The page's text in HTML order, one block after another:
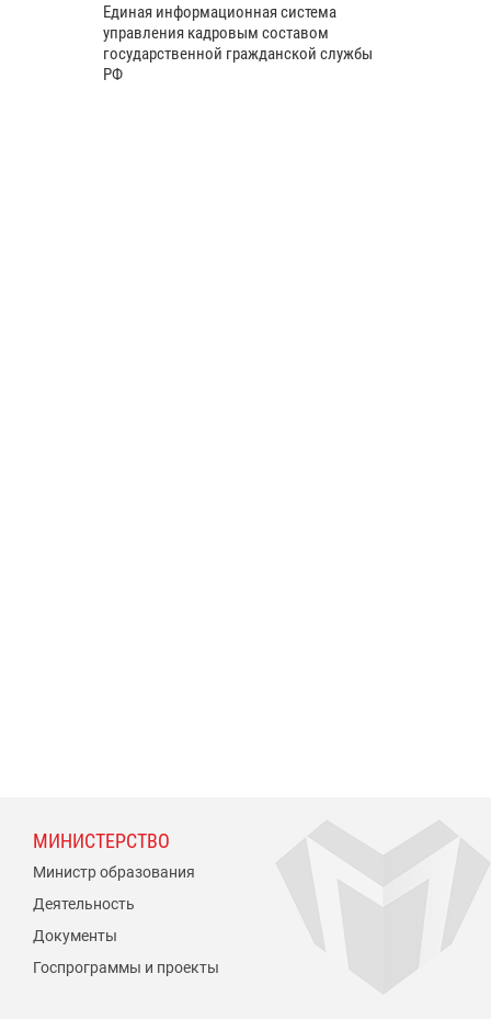
Единая информационная система
управления кадровым составом
государственной гражданской службы
РФ
МИНИСТЕРСТВО
Министр образования
Деятельность
Документы
Госпрограммы и проекты